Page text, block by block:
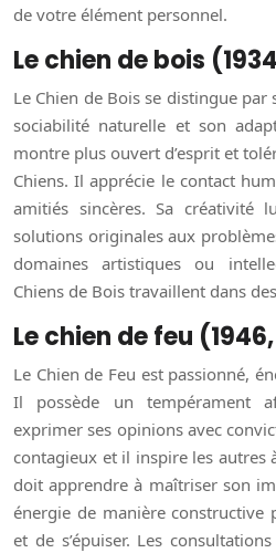
de votre élément personnel.
Le chien de bois
Le Chien de Bois se distingue
sociabilité naturelle et son
montre plus ouvert d’esprit et
Chiens. Il apprécie le contact
amitiés sincères. Sa créativité
solutions originales aux
domaines artistiques ou
Chiens de Bois travaillent dans
Le chien de feu
Le Chien de Feu est passionné,
Il possède un tempérament
exprimer ses opinions avec
contagieux et il inspire les autres
doit apprendre à maîtriser son
énergie de manière constructive
et de s’épuiser. Les